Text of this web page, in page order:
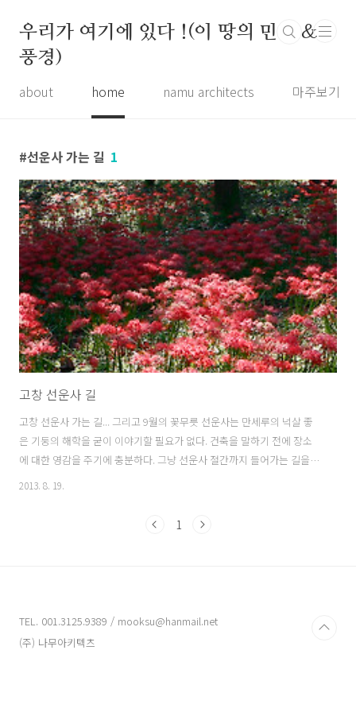
우리가 여기에 있다 !(이 땅의 민가 &
풍경)
about home namu architects 마주보기
선운사 가는 길 1
고창 선운사 길
고창 선운사 가는 길... 그리고 9월의 꽃무릇 선운사는 만세루의 넉살 좋
은 기둥의 해학을 굳이 이야기할 필요가 없다. 건축을 말하기 전에 장소
에 대한 영감을 주기에 충분하다. 그냥 선운사 절간까지 들어가는 길을
조용히 걸어보면 된다. 이왕이면 인적이 드물 때,,, 아침이나 저녁무렵이
2013. 8. 19.
1
TEL. 001.3125.9389 / mooksu@hanmail.net
(주) 나무아키텍츠